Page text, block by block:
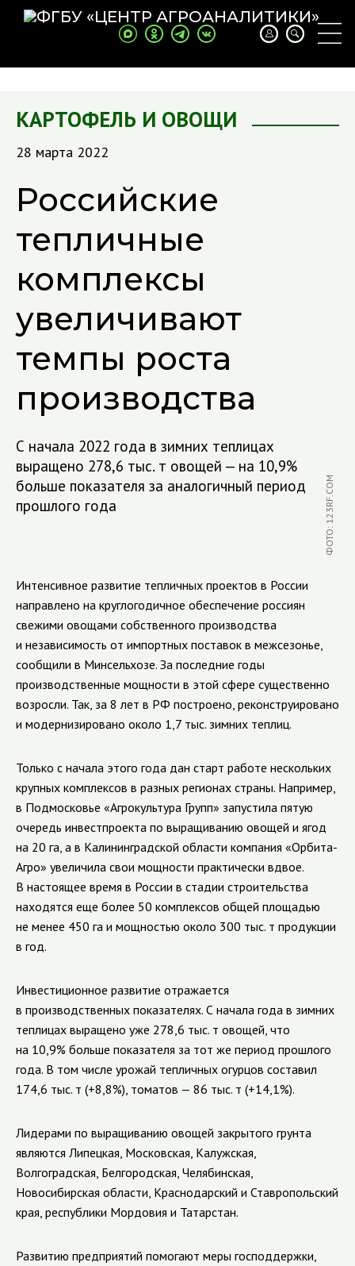
КАРТОФЕЛЬ И ОВОЩИ
28 марта 2022
Российские
тепличные
комплексы
увеличивают
темпы роста
производства
С начала 2022 года в зимних теплицах
выращено 278,6 тыс. т овощей — на 10,9%
больше показателя за аналогичный период
прошлого года
ФОТО: 123RF.COM
Интенсивное развитие тепличных проектов в России
направлено на круглогодичное обеспечение россиян
свежими овощами собственного производства
и независимость от импортных поставок в межсезонье,
сообщили в Минсельхозе. За последние годы
производственные мощности в этой сфере существенно
возросли. Так, за 8 лет в РФ построено, реконструировано
и модернизировано около 1,7 тыс. зимних теплиц.
Только с начала этого года дан старт работе нескольких
крупных комплексов в разных регионах страны. Например,
в Подмосковье «Агрокультура Групп» запустила пятую
очередь инвестпроекта по выращиванию овощей и ягод
на 20 га, а в Калининградской области компания «Орбита-
Агро» увеличила свои мощности практически вдвое.
В настоящее время в России в стадии строительства
находятся еще более 50 комплексов общей площадью
не менее 450 га и мощностью около 300 тыс. т продукции
в год.
Инвестиционное развитие отражается
в производственных показателях. С начала года в зимних
теплицах выращено уже 278,6 тыс. т овощей, что
на 10,9% больше показателя за тот же период прошлого
года. В том числе урожай тепличных огурцов составил
174,6 тыс. т (+8,8%), томатов — 86 тыс. т (+14,1%).
Лидерами по выращиванию овощей закрытого грунта
являются Липецкая, Московская, Калужская,
Волгоградская, Белгородская, Челябинская,
Новосибирская области, Краснодарский и Ставропольский
края, республики Мордовия и Татарстан.
Развитию предприятий помогают меры господдержки,